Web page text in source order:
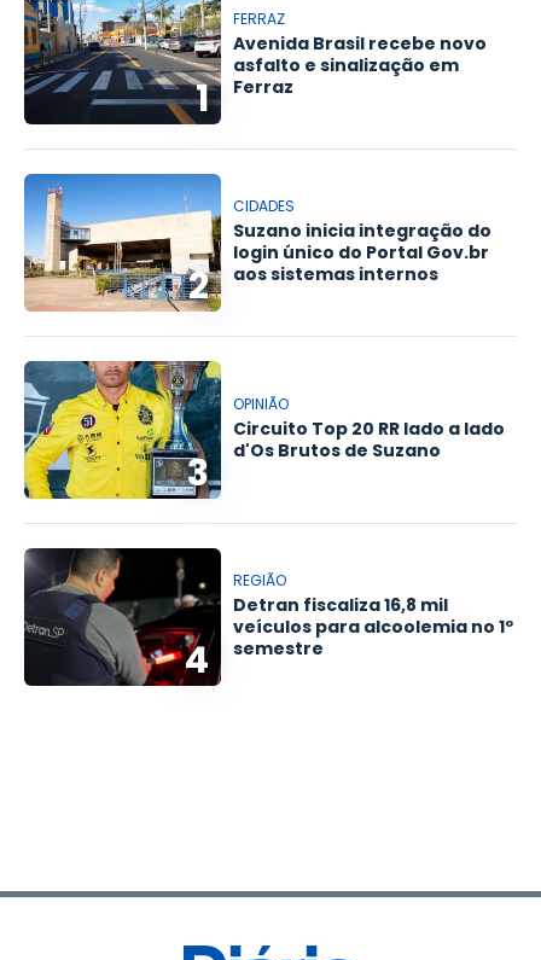
1
FERRAZ
Avenida Brasil recebe novo
asfalto e sinalização em
Ferraz
2
CIDADES
Suzano inicia integração do
login único do Portal Gov.br
aos sistemas internos
3
OPINIÃO
Circuito Top 20 RR lado a lado
d'Os Brutos de Suzano
4
REGIÃO
Detran fiscaliza 16,8 mil
veículos para alcoolemia no 1º
semestre